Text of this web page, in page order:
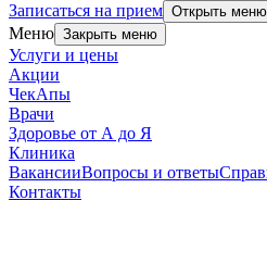
Записаться на прием Открыть меню
Меню Закрыть меню
Услуги и цены
Акции
ЧекАпы
Врачи
Здоровье от А до Я
Клиника
ВакансииВопросы и ответы
Контакты